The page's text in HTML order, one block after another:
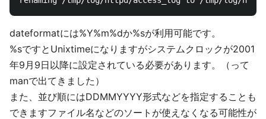
dateformatには%Y%m%dか%sが利用可能です。
%sですとUnixtimeになりますがシステムクロックが2001
年9月9日以降に設定されている必要があります。（って
manで出てきました）
また、並び順にはDDMMYYYY形式などを指定することも
できますファイル名などのソートが使えなくなる可能性が